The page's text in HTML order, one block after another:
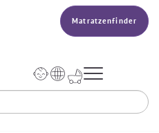
Matratzenfinder
